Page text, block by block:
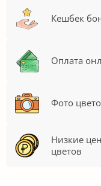
Кешбек
Оплата
Фото
Низкие
цветов